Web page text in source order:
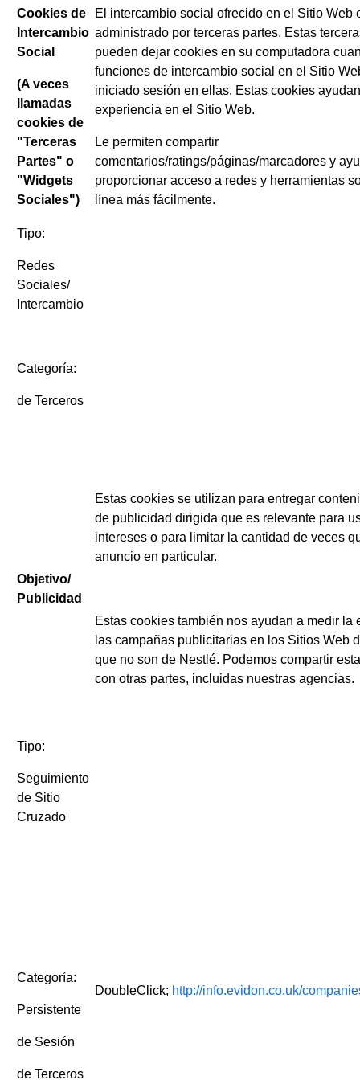
Cookies de
Intercambio
Social
(A veces
llamadas
cookies de
"Terceras
Partes" o
"Widgets
Sociales")
El intercambio social ofrecido en el Sitio Web
administrado por terceras partes. Estas
pueden dejar cookies en su computadora
funciones de intercambio social en el Sitio
iniciado sesión en ellas. Estas cookies
experiencia en el Sitio Web.
Le permiten compartir
comentarios/ratings/páginas/marcadores y
proporcionar acceso a redes y herramientas
línea más fácilmente.
Tipo:
Redes
Sociales/
Intercambio
Categoría:
de Terceros
Objetivo/
Publicidad
Estas cookies se utilizan para entregar
de publicidad dirigida que es relevante para
intereses o para limitar la cantidad de veces
anuncio en particular.
Estas cookies también nos ayudan a medir la
las campañas publicitarias en los Sitios Web
que no son de Nestlé. Podemos compartir
con otras partes, incluidas nuestras agencias.
Tipo:
Seguimiento
de Sitio
Cruzado
Categoría:
Persistente
de Sesión
de Terceros
DoubleClick; http://info.evidon.co.uk/